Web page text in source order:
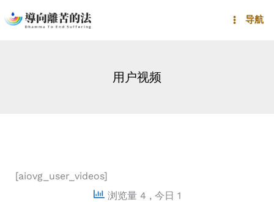
至
导航
用户视频
[aiovg_user_videos]
浏览量 4 , 今日 1